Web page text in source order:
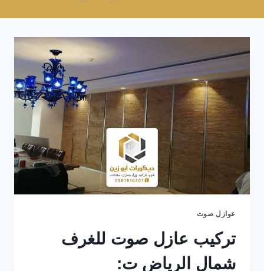
عوازل صوت
تركيب عازل صوت للغرف
شمال الرياض ت: